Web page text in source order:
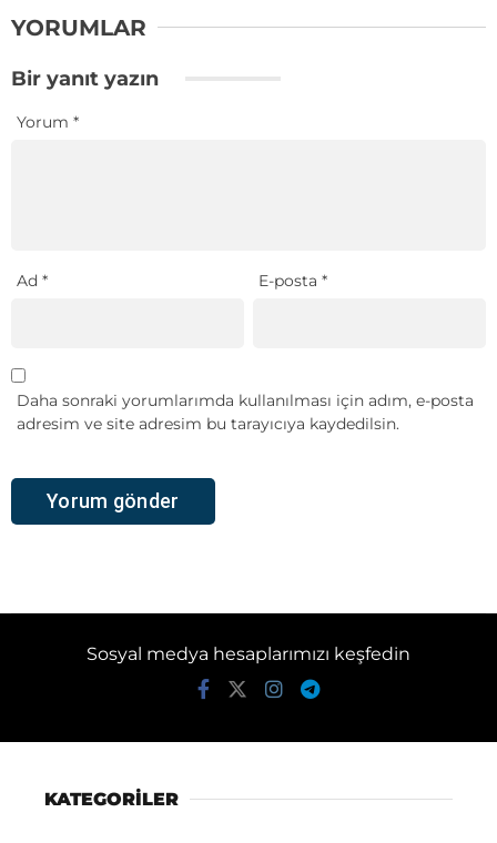
YORUMLAR
Bir yanıt yazın
Yorum *
Ad * E-posta*
Daha sonraki yorumlarımda kullanılması için adım, e-posta
adresim ve site adresim bu tarayıcıya kaydedilsin.
Sosyal medya hesaplarımızı keşfedin
KATEGORİLER